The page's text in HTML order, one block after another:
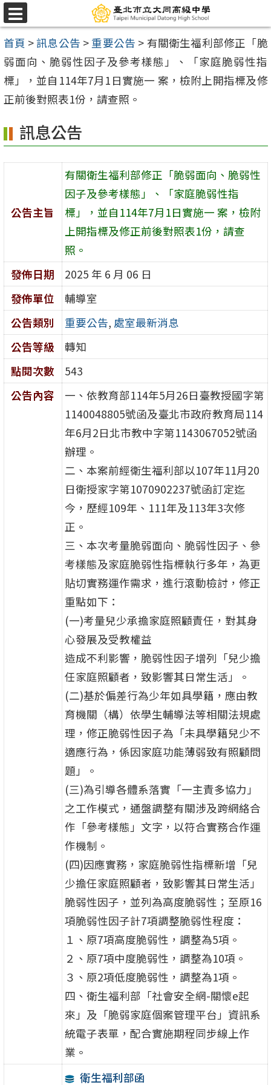
跳
至
主
要
內
容
選
單
首頁 >訊息公告 > 重要公告 > 有關衛生福利部修正「脆
弱面向、脆弱性因子及參考樣態」、「家庭脆弱性指
標」，並自114年7月1日實施一 案，檢附上開指標及修
正前後對照表1份，請查照。
訊息公告
公告主旨
有關衛生福利部修正「脆弱面向、脆弱性
因子及參考樣態」、「家庭脆弱性指
標」，並自114年7月1日實施一 案，檢附
上開指標及修正前後對照表1份，請查
照。
發佈日期
2025 年 6 月 06 日
發佈單位
輔導室
公告類別
重要公告, 處室最新消息
公告等級
轉知
點閱次數
543
公告內容
一、依教育部114年5月26日臺教授國字第
1140048805號函及臺北市政府教育局114
年6月2日北市教中字第1143067052號函
辦理。
二、本案前經衛生福利部以107年11月20
日衛授家字第1070902237號函訂定迄
今，歷經109年、111年及113年3次修
正。
三、本次考量脆弱面向、脆弱性因子、參
考樣態及家庭脆弱性指標執行多年，為更
貼切實務運作需求，進行滾動檢討，修正
重點如下：
(一)考量兒少承擔家庭照顧責任，對其身
心發展及受教權益
造成不利影響，脆弱性因子增列「兒少擔
任家庭照顧者，致影響其日常生活」。
(二)基於偏差行為少年如具學籍，應由教
育機關（構）依學生輔導法等相關法規處
理，修正脆弱性因子為「未具學籍兒少不
適應行為，係因家庭功能薄弱致有照顧問
題」。
(三)為引導各體系落實「一主責多協力」
之工作模式，通盤調整有關涉及跨網絡合
作「參考樣態」文字，以符合實務合作運
作機制。
(四)因應實務，家庭脆弱性指標新增「兒
少擔任家庭照顧者，致影響其日常生活」
脆弱性因子，並列為高度脆弱性；至原16
項脆弱性因子計7項調整脆弱性程度：
１、原7項高度脆弱性，調整為5項。
２、原7項中度脆弱性，調整為10項。
３、原2項低度脆弱性，調整為1項。
四、衛生福利部「社會安全網-關懷e起
來」及「脆弱家庭個案管理平台」資訊系
統電子表單，配合實施期程同步線上作
業。
衛生福利部函